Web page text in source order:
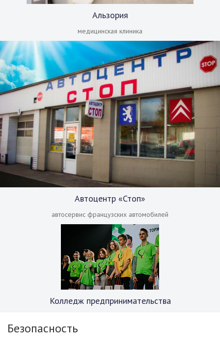
Альзория
медицинская клиника
Автоцентр «Стоп»
автосервис французских автомобилей
Колледж предпринимательства
Безопасность